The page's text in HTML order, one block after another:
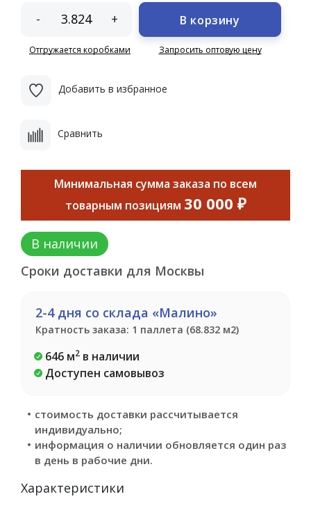
- +
Отгружается коробками
В корзину
Запросить оптовую цену
Добавить в избранное
Сравнить
Минимальная сумма заказа по всем
товарным позициям 30 000 ₽
В наличии
Сроки доставки для Москвы
2-4 дня со склада «Малино»
Кратность заказа: 1 паллета (68.832 м2)
646 м2 в наличии
Доступен самовывоз
стоимость доставки рассчитывается
индивидуально;
информация о наличии обновляется один раз
в день в рабочие дни.
Характеристики